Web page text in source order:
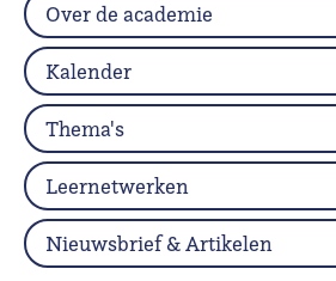
Over de academie
Kalender
Thema's
Leernetwerken
Nieuwsbrief & Artikelen